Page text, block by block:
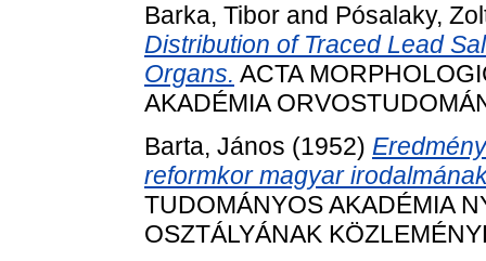
Barka, Tibor and Pósalaky,
Distribution of Traced Lead
Organs. ACTA
AKADÉMIA
Barta, János (1952)
reformkor magyar
TUDOMÁNYOS AKADÉMIA
OSZTÁLYÁNAK